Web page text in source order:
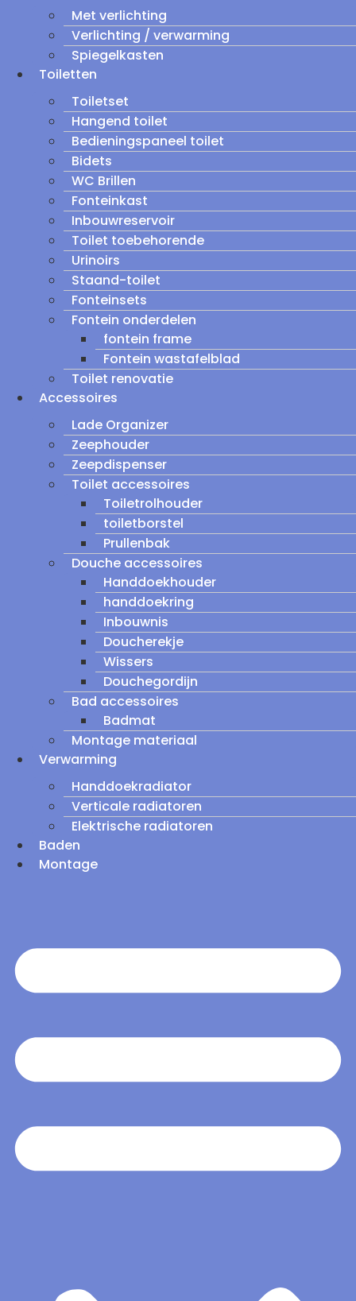
Met verlichting
Verlichting / verwarming
Spiegelkasten
Toiletten
Toiletset
Hangend toilet
Bedieningspaneel toilet
Bidets
WC Brillen
Fonteinkast
Inbouwreservoir
Toilet toebehorende
Urinoirs
Staand-toilet
Fonteinsets
Fontein onderdelen
fontein frame
Fontein wastafelblad
Toilet renovatie
Accessoires
Lade Organizer
Zeephouder
Zeepdispenser
Toilet accessoires
Toiletrolhouder
toiletborstel
Prullenbak
Douche accessoires
Handdoekhouder
handdoekring
Inbouwnis
Doucherekje
Wissers
Douchegordijn
Bad accessoires
Badmat
Montage materiaal
Verwarming
Handdoekradiator
Verticale radiatoren
Elektrische radiatoren
Baden
Montage